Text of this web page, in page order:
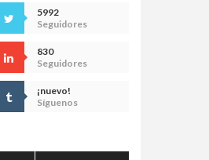
5992
Seguidores
830
Seguidores
¡nuevo!
Síguenos